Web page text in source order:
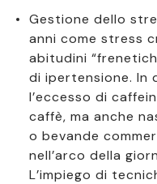
Gestione dello
anni come stress
abitudini
di ipertensione. In
l’eccesso di
caffè, ma anche
o bevande
nell’arco della
L’impiego di